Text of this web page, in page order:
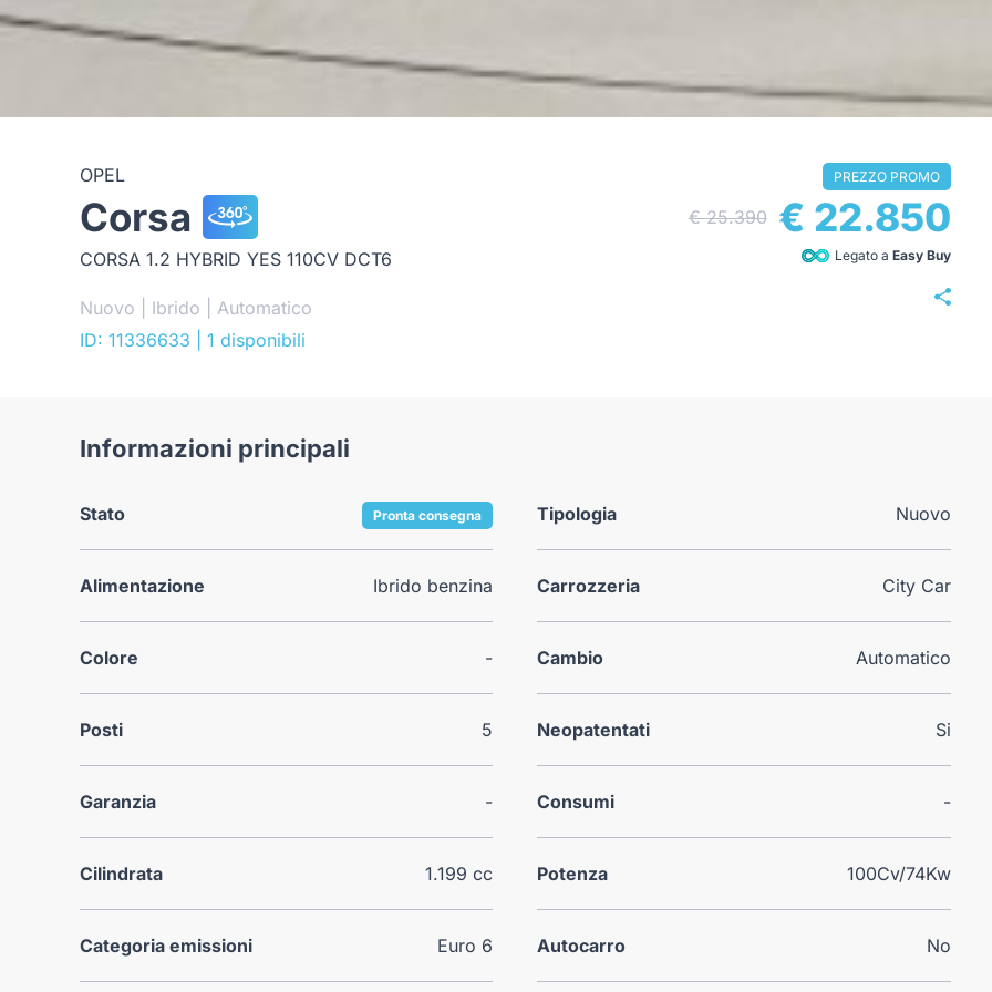
OPEL
Corsa
CORSA 1.2 HYBRID YES 110CV DCT6
Nuovo | Ibrido | Automatico
ID: 11336633
| 1 disponibili
PREZZO PROMO
€ 25.390 € 22.850
Legato a Easy Buy
Informazioni principali
Stato Pronta consegna Tipologia Nuovo
Alimentazione Ibrido benzina Carrozzeria City Car
Colore - Cambio Automatico
Posti 5 Neopatentati Si
Garanzia - Consumi -
Cilindrata 1.199 cc Potenza 100Cv/74Kw
Categoria emissioni Euro 6 Autocarro No